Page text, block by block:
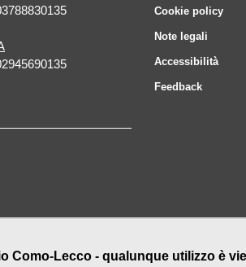
Cookie policy
Note legali
Accessibilità
Feedback
Como-Lecco - qualunque utilizzo è